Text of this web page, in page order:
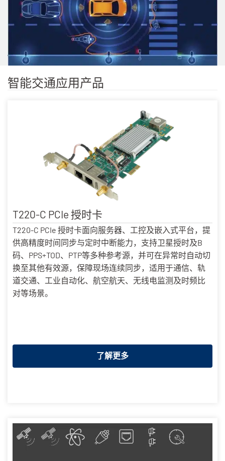
智能交通应用产品
T220-C PCIe 授时卡
T220-C PCIe 授时卡面向服务器、工控及嵌入式平台，提
供高精度时间同步与定时中断能力，支持卫星授时及B
码、PPS+TOD、PTP等多种参考源，并可在异常时自动切
换至其他有效源，保障现场连续同步，适用于通信、轨
道交通、工业自动化、航空航天、无线电监测及时频比
对等场景。
了解更多